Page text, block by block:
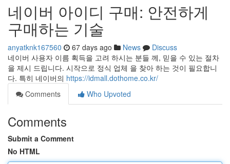
네이버 아이디 구매: 안전하게
구매하는 기술
anyatknk167560 67 days ago News
Discuss
네이버 사용자 이름 획득을 고려 하시는 분들 께, 믿을 수 있는 절차
을 제시 드립니다. 시작으로 정식 업체 을 찾아 하는 것이 필요합니
다. 특히 네이버의 https://idmall.dothome.co.kr/
Comments
Who Upvoted
Comments
Submit a Comment
No HTML